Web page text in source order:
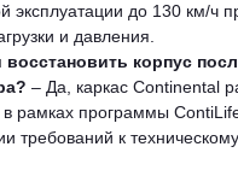
эксплуатации до 130 км/ч
и давления.
корпус
– Да, каркас Continental
в рамках программы
требований к